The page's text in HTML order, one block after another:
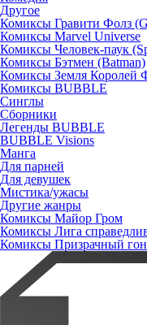
Другое
Комиксы Гравити Фолз
Комиксы Marvel Universe
Комиксы Человек-паук
Комиксы Бэтмен (Batman)
Комиксы Земля Королей
Комиксы BUBBLE
Синглы
Сборники
Легенды BUBBLE
BUBBLE Visions
Манга
Для парней
Для девушек
Мистика/ужасы
Другие жанры
Комиксы Майор Гром
Комиксы Лига
Комиксы Призрачный